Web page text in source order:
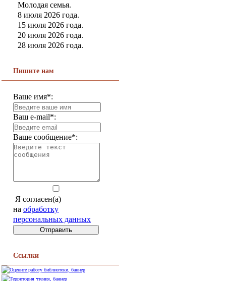
Молодая семья.
8 июля 2026 года.
15 июля 2026 года.
20 июля 2026 года.
28 июля 2026 года.
Пишите нам
Ваше имя*:
Ваш e-mail*:
Ваше сообщение*:
Я согласен(а)
на обработку
персональных данных
Ссылки